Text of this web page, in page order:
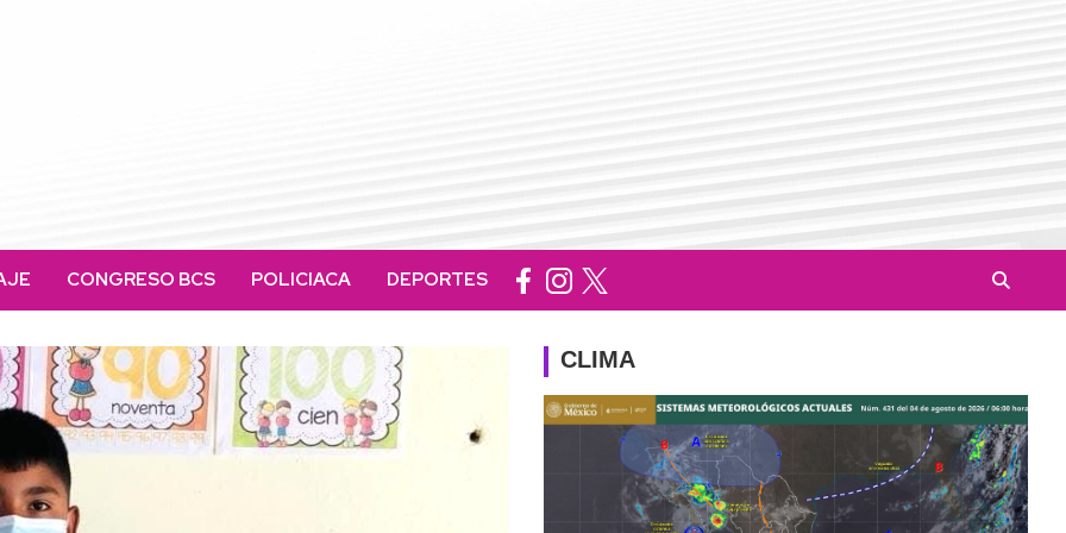
CONGRESO BCS POLICIACA DEPORTES
CLIMA